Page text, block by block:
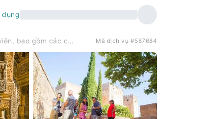
dụng
Granada: Tour tham quan Alhambra có hướng dẫn viên, bao gồm các cung điện Nasrid và thẻ tham quan thành phố | Tây Ban Nha Mã dịch vụ #587684